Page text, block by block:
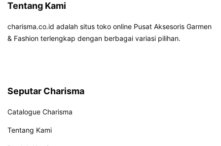
Tentang Kami
charisma.co.id adalah situs toko online Pusat Aksesoris Garmen
& Fashion terlengkap dengan berbagai variasi pilihan.
Seputar Charisma
Catalogue Charisma
Tentang Kami